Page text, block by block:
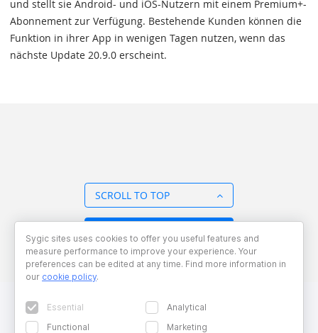
und stellt sie Android- und iOS-Nutzern mit einem Premium+-
Abonnement zur Verfügung. Bestehende Kunden können die
Funktion in ihrer App in wenigen Tagen nutzen, wenn das
nächste Update 20.9.0 erscheint.
SCROLL TO TOP
Sygic sites uses cookies to offer you useful features and
measure performance to improve your experience. Your
preferences can be edited at any time. Find more information in
our cookie policy.
Essential
Analytical
Functional
Marketing